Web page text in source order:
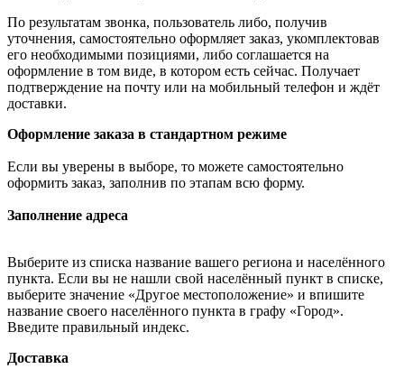
По результатам звонка, пользователь либо, получив
уточнения, самостоятельно оформляет заказ, укомплектовав
его необходимыми позициями, либо соглашается на
оформление в том виде, в котором есть сейчас. Получает
подтверждение на почту или на мобильный телефон и ждёт
доставки.
Оформление заказа в стандартном режиме
Если вы уверены в выборе, то можете самостоятельно
оформить заказ, заполнив по этапам всю форму.
Заполнение адреса
Выберите из списка название вашего региона и населённого
пункта. Если вы не нашли свой населённый пункт в списке,
выберите значение «Другое местоположение» и впишите
название своего населённого пункта в графу «Город».
Введите правильный индекс.
Доставка